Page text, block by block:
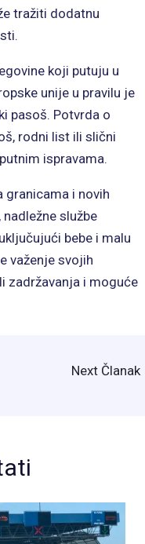
tražiti dodatnu
koji putuju u
unije u pravilu je
pasoš. Potvrda o
rodni list ili slični
ispravama.
granicama i novih
službe
bebe i malu
važenje svojih
zadržavanja i moguće
Next Članak